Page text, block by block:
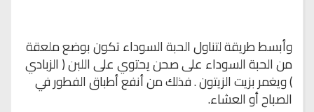
وأبسط طريقة لتناول الحبة السوداء تكون بوضع ملعقة
من الحبةالسوداء على صحن يحتوي على اللبن ( الزبادي
) ويغمر بزيت الزيتون . فذلك من أنفعأطباق الفطور في
الصباح أو العشاء.